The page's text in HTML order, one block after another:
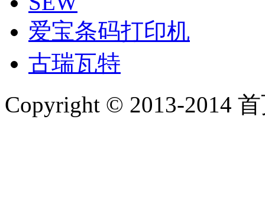
爱宝条码打印机
古瑞瓦特
Copyright © 2013-2014